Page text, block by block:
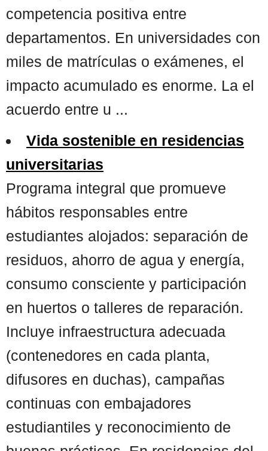
competencia positiva entre
departamentos. En universidades con
miles de matrículas o exámenes, el
impacto acumulado es enorme. La el
acuerdo entre u ...
Vida sostenible en residencias
universitarias
Programa integral que promueve
hábitos responsables entre
estudiantes alojados: separación de
residuos, ahorro de agua y energía,
consumo consciente y participación
en huertos o talleres de reparación.
Incluye infraestructura adecuada
(contenedores en cada planta,
difusores en duchas), campañas
continuas con embajadores
estudiantiles y reconocimiento de